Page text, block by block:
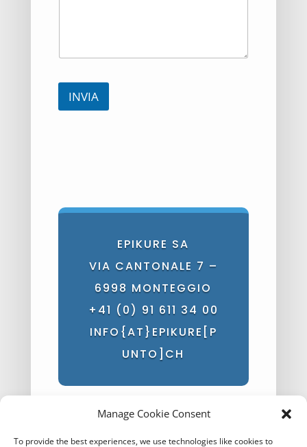
Manage Cookie Consent
To provide the best experiences, we use technologies like cookies to
INVIA
EPIKURE SA
VIA CANTONALE 7 –
6998 MONTEGGIO
+41 (0) 91 611 34 00
INFO{AT}EPIKURE[P
UNTO]CH